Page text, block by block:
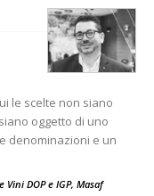
le scelte non siano
oggetto di uno
denominazioni e un
DOP e IGP, Masaf